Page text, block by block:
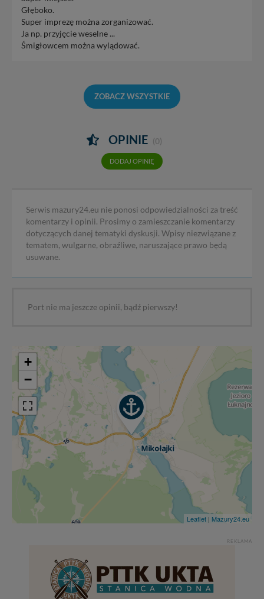
Głęboko.
Super imprezę można zorganizować.
Ja np. przyjęcie weselne ...
Śmigłowcem można wylądować.
ZOBACZ WSZYSTKIE
OPINIE (0)
DODAJ OPINIĘ
Serwis mazury24.eu nie ponosi odpowiedzialności za treść
komentarzy i opinii. Prosimy o zamieszczanie komentarzy
dotyczących danej tematyki dyskusji. Wpisy niezwiązane z
tematem, wulgarne, obraźliwe, naruszające prawo będą
usuwane.
Port nie ma jeszcze opinii, bądź pierwszy!
+
−
Leaflet | Mazury24.eu
REKLAMA